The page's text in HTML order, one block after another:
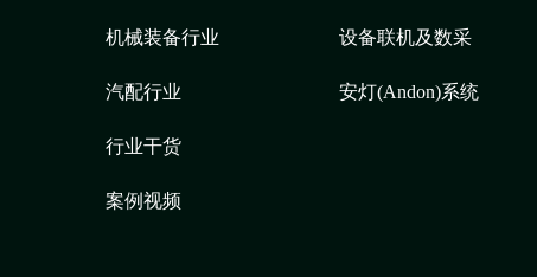
机械装备行业
汽配行业
行业干货
案例视频
设备联机及数采
安灯(Andon)系统